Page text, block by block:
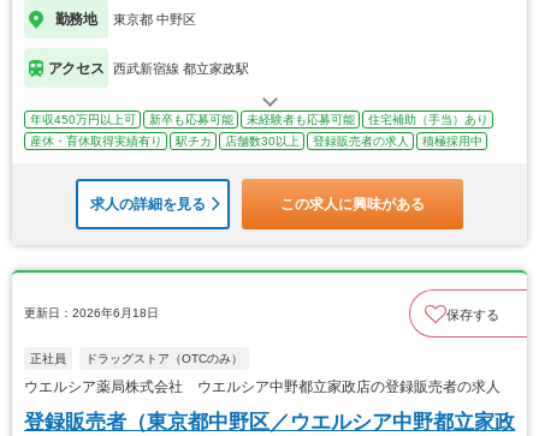
勤務地 東京都 中野区
アクセス 西武新宿線 都立家政駅
年収450万円以上可 新卒も応募可能 未経験者も応募可能
住宅補助（手当）あり
産休・育休取得実績有り
駅チカ 店舗数30以上 登録販売者の求人 積極採用中
求人の詳細を見る この求人に興味がある
更新日：2026年6月18日 保存する
正社員 ドラッグストア（OTCのみ）
ウエルシア薬局株式会社 ウエルシア中野都立家政店の登録販売者の求人
登録販売者（東京都中野区／ウエルシア中野都立家政